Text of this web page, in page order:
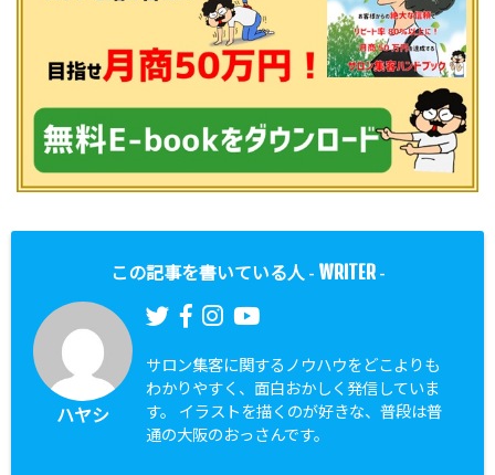
この記事を書いている人 - WRITER-
ハヤシ
サロン集客に関するノウハウをどこよりも
わかりやすく、面白おかしく発信していま
す。 イラストを描くのが好きな、普段は普
通の大阪のおっさんです。